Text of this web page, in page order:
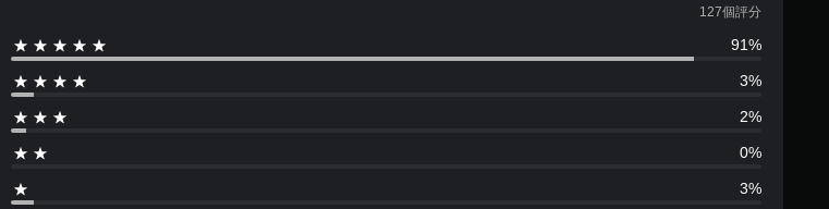
均
評
分
為
127個評分
91%
3%
2%
0%
3%